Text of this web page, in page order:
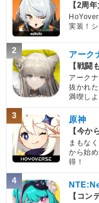
【2周
実装！
2 アーク
【戦闘
アーク
抜かれ
満喫しよ
3 原神
【今か
まもな
から始
得！
4
【コン